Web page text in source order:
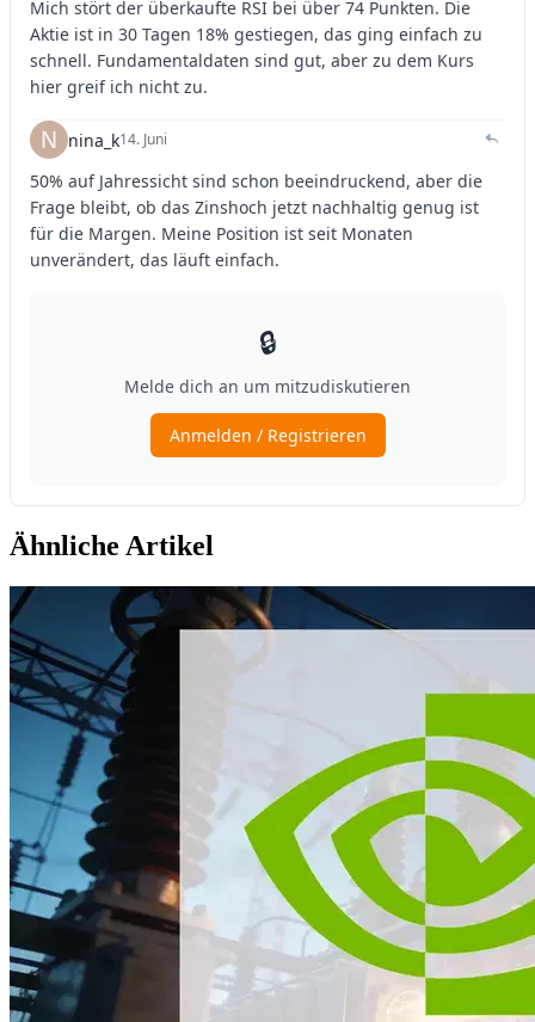
Ähnliche Artikel